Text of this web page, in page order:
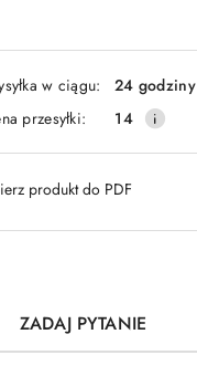
w ciągu:
24 godziny
przesyłki:
14
produkt do PDF
ZADAJ PYTANIE